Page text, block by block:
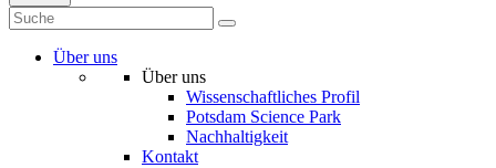
Über uns
Über uns
Wissenschaftliches Profil
Potsdam Science Park
Nachhaltigkeit
Kontakt